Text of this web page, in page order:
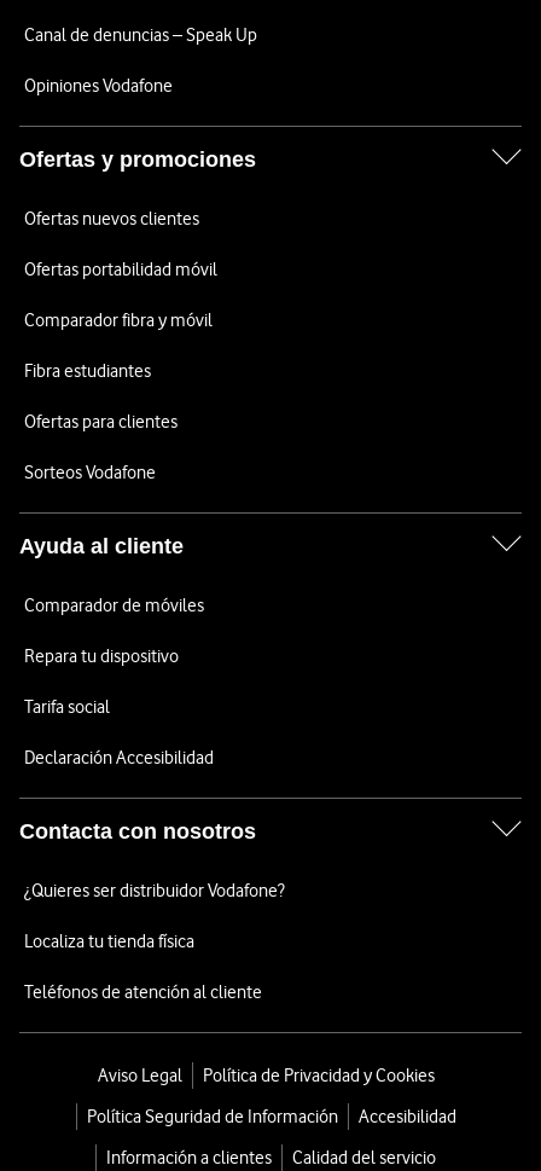
Canal de denuncias – Speak Up
Opiniones Vodafone
Ofertas y promociones
Ofertas nuevos clientes
Ofertas portabilidad móvil
Comparador fibra y móvil
Fibra estudiantes
Ofertas para clientes
Sorteos Vodafone
Ayuda al cliente
Comparador de móviles
Repara tu dispositivo
Tarifa social
Declaración Accesibilidad
Contacta con nosotros
¿Quieres ser distribuidor Vodafone?
Localiza tu tienda física
Teléfonos de atención al cliente
Aviso Legal
Política de Privacidad y Cookies
Política Seguridad de Información
Accesibilidad
Información a clientes
Calidad del servicio